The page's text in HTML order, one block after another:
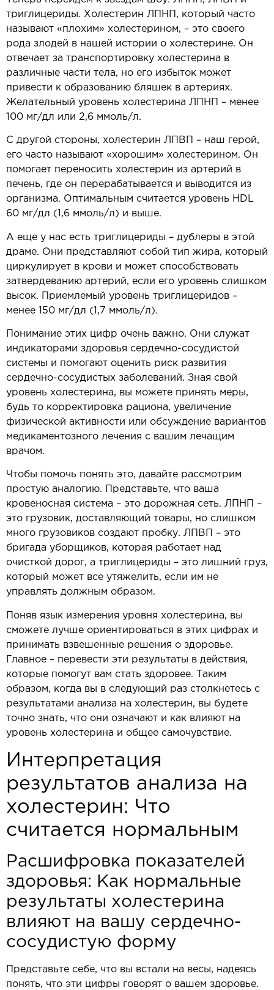
триглицериды. Холестерин ЛПНП, который часто
называют «плохим» холестерином, – это своего
рода злодей в нашей истории о холестерине. Он
отвечает за транспортировку холестерина в
различные части тела, но его избыток может
привести к образованию бляшек в артериях.
Желательный уровень холестерина ЛПНП – менее
100 мг/дл или 2,6 ммоль/л.
С другой стороны, холестерин ЛПВП – наш герой,
его часто называют «хорошим» холестерином. Он
помогает переносить холестерин из артерий в
печень, где он перерабатывается и выводится из
организма. Оптимальным считается уровень HDL
60 мг/дл (1,6 ммоль/л) и выше.
А еще у нас есть триглицериды – дублеры в этой
драме. Они представляют собой тип жира, который
циркулирует в крови и может способствовать
затвердеванию артерий, если его уровень слишком
высок. Приемлемый уровень триглицеридов –
менее 150 мг/дл (1,7 ммоль/л).
Понимание этих цифр очень важно. Они служат
индикаторами здоровья сердечно-сосудистой
системы и помогают оценить риск развития
сердечно-сосудистых заболеваний. Зная свой
уровень холестерина, вы можете принять меры,
будь то корректировка рациона, увеличение
физической активности или обсуждение вариантов
медикаментозного лечения с вашим лечащим
врачом.
Чтобы помочь понять это, давайте рассмотрим
простую аналогию. Представьте, что ваша
кровеносная система – это дорожная сеть. ЛПНП –
это грузовик, доставляющий товары, но слишком
много грузовиков создают пробку. ЛПВП – это
бригада уборщиков, которая работает над
очисткой дорог, а триглицериды – это лишний груз,
который может все утяжелить, если им не
управлять должным образом.
Поняв язык измерения уровня холестерина, вы
сможете лучше ориентироваться в этих цифрах и
принимать взвешенные решения о здоровье.
Главное – перевести эти результаты в действия,
которые помогут вам стать здоровее. Таким
образом, когда вы в следующий раз столкнетесь с
результатами анализа на холестерин, вы будете
точно знать, что они означают и как влияют на
уровень холестерина и общее самочувствие.
Интерпретация
результатов анализа на
холестерин: Что
считается нормальным
Расшифровка показателей
здоровья: Как нормальные
результаты холестерина
влияют на вашу сердечно-
сосудистую форму
Представьте себе, что вы встали на весы, надеясь
понять, что эти цифры говорят о вашем здоровье.